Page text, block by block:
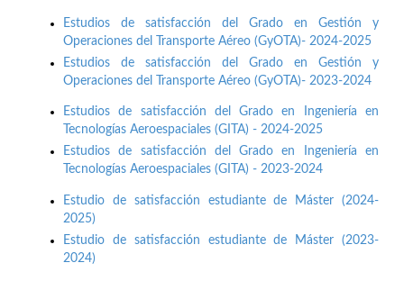
Estudios de satisfacción del Grado en Gestión y
Operaciones del Transporte Aéreo (GyOTA)- 2024-2025
Estudios de satisfacción del Grado en Gestión y
Operaciones del Transporte Aéreo (GyOTA)- 2023-2024
Estudios de satisfacción del Grado en Ingeniería en
Tecnologías Aeroespaciales (GITA) - 2024-2025
Estudios de satisfacción del Grado en Ingeniería en
Tecnologías Aeroespaciales (GITA) - 2023-2024
Estudio de satisfacción estudiante de Máster (2024-
2025)
Estudio de satisfacción estudiante de Máster (2023-
2024)